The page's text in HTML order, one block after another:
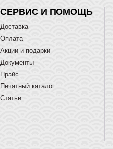
СЕРВИС И ПОМОЩЬ
Доставка
Оплата
Акции и подарки
Документы
Прайс
Печатный каталог
Статьи